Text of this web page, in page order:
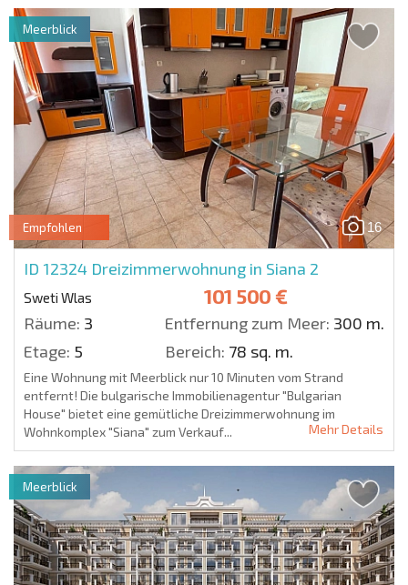
16
Empfohlen
ID 12324 Dreizimmerwohnung in Siana 2
Sweti Wlas 101 500 €
Räume: 3 Entfernung zum Meer: 300 m.
Etage: 5 Bereich: 78 sq. m.
Meerblick
Eine Wohnung mit Meerblick nur 10 Minuten vom Strand
entfernt! Die bulgarische Immobilienagentur "Bulgarian
House" bietet eine gemütliche Dreizimmerwohnung im
Wohnkomplex "Siana" zum Verkauf...
Mehr Details
Meerblick